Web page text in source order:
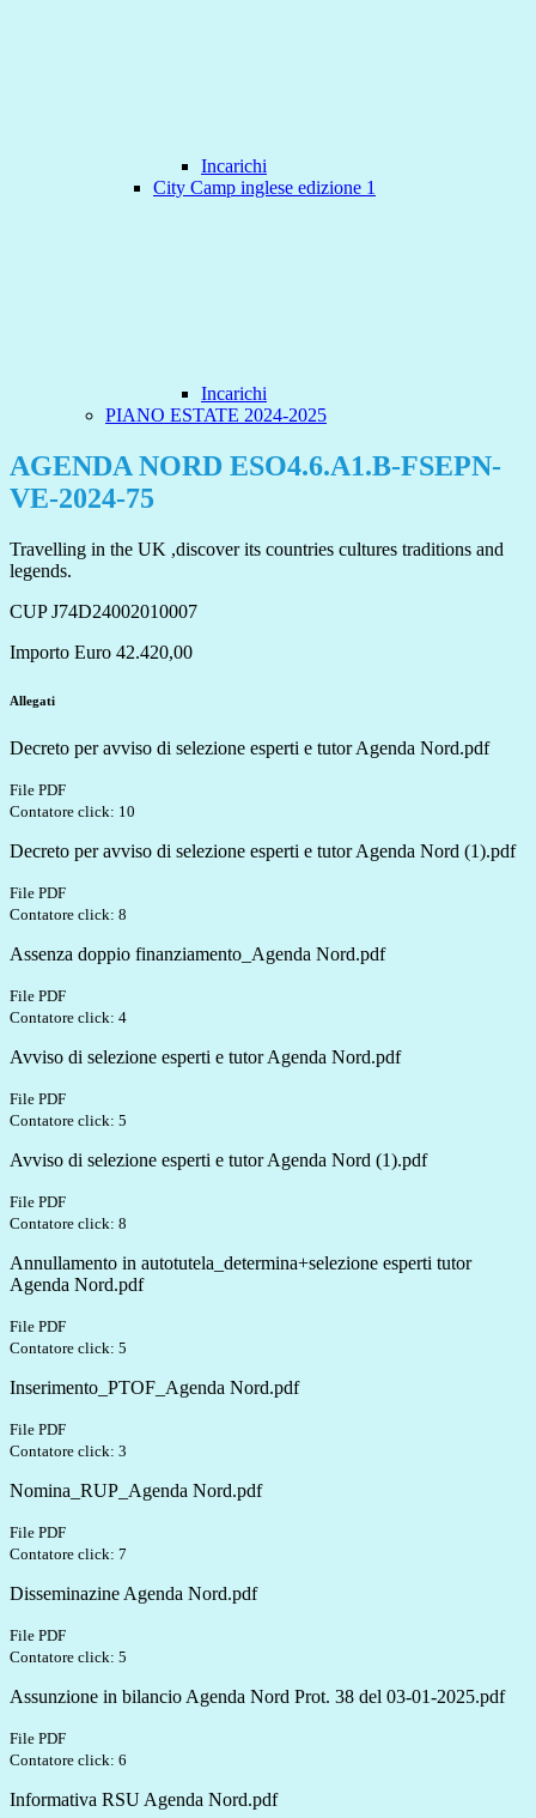
Incarichi
City Camp inglese edizione 1
Incarichi
PIANO ESTATE 2024-2025
AGENDA NORD ESO4.6.A1.B-FSEPN-
VE-2024-75
Travelling in the UK ,discover its countries cultures traditions and
legends.
CUP J74D24002010007
Importo Euro 42.420,00
Allegati
Decreto per avviso di selezione esperti e tutor Agenda Nord.pdf
File PDF
Contatore click: 10
Decreto per avviso di selezione esperti e tutor Agenda Nord (1).pdf
File PDF
Contatore click: 8
Assenza doppio finanziamento_Agenda Nord.pdf
File PDF
Contatore click: 4
Avviso di selezione esperti e tutor Agenda Nord.pdf
File PDF
Contatore click: 5
Avviso di selezione esperti e tutor Agenda Nord (1).pdf
File PDF
Contatore click: 8
Annullamento in autotutela_determina+selezione esperti tutor
Agenda Nord.pdf
File PDF
Contatore click: 5
Inserimento_PTOF_Agenda Nord.pdf
File PDF
Contatore click: 3
Nomina_RUP_Agenda Nord.pdf
File PDF
Contatore click: 7
Disseminazine Agenda Nord.pdf
File PDF
Contatore click: 5
Assunzione in bilancio Agenda Nord Prot. 38 del 03-01-2025.pdf
File PDF
Contatore click: 6
Informativa RSU Agenda Nord.pdf